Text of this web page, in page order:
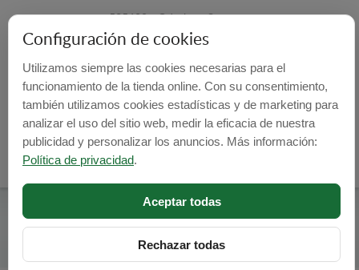
535600 - Odorheiu Secuiesc
Harghita, Romania
E-mail: info@cubrecarter.com
Site: www.cubrecarter.com
Cubre Carter -© 2026
Configuración de cookies
Utilizamos siempre las cookies necesarias para el
funcionamiento de la tienda online. Con su consentimiento,
también utilizamos cookies estadísticas y de marketing para
analizar el uso del sitio web, medir la eficacia de nuestra
publicidad y personalizar los anuncios. Más información:
Política de privacidad.
Aceptar todas
Rechazar todas